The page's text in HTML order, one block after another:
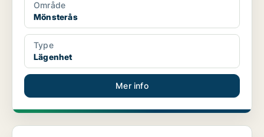
Område
Mönsterås
Type
Lägenhet
Mer info
Lägenhet i Mönsterås, Blomstermåla